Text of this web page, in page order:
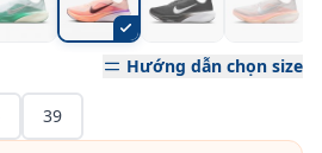
Hướng dẫn chọn size
39